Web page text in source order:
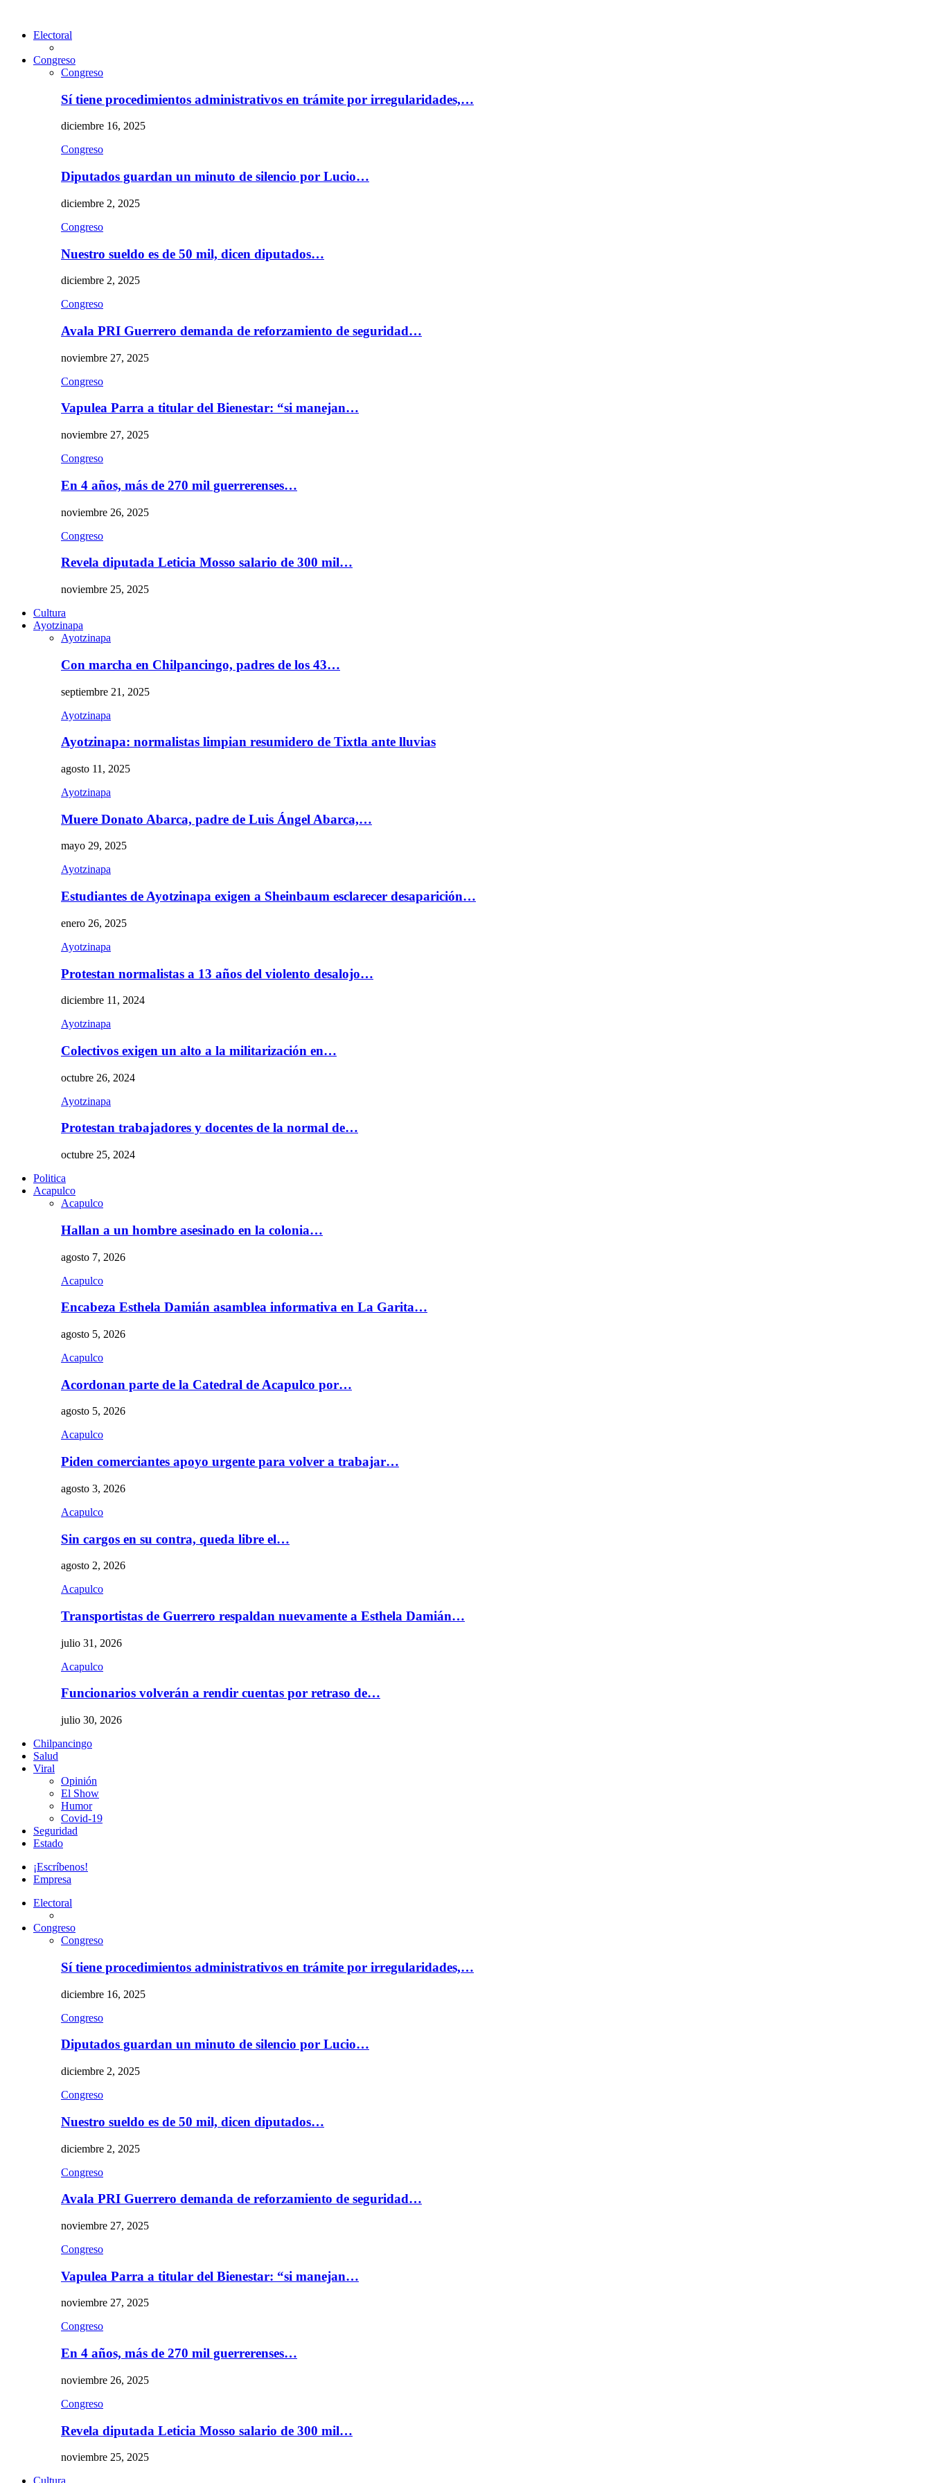
Electoral
Congreso
Congreso
Sí tiene procedimientos administrativos en trámite por irregularidades,…
diciembre 16, 2025
Congreso
Diputados guardan un minuto de silencio por Lucio…
diciembre 2, 2025
Congreso
Nuestro sueldo es de 50 mil, dicen diputados…
diciembre 2, 2025
Congreso
Avala PRI Guerrero demanda de reforzamiento de seguridad…
noviembre 27, 2025
Congreso
Vapulea Parra a titular del Bienestar: “si manejan…
noviembre 27, 2025
Congreso
En 4 años, más de 270 mil guerrerenses…
noviembre 26, 2025
Congreso
Revela diputada Leticia Mosso salario de 300 mil…
noviembre 25, 2025
Cultura
Ayotzinapa
Ayotzinapa
Con marcha en Chilpancingo, padres de los 43…
septiembre 21, 2025
Ayotzinapa
Ayotzinapa: normalistas limpian resumidero de Tixtla ante lluvias
agosto 11, 2025
Ayotzinapa
Muere Donato Abarca, padre de Luis Ángel Abarca,…
mayo 29, 2025
Ayotzinapa
Estudiantes de Ayotzinapa exigen a Sheinbaum esclarecer desaparición…
enero 26, 2025
Ayotzinapa
Protestan normalistas a 13 años del violento desalojo…
diciembre 11, 2024
Ayotzinapa
Colectivos exigen un alto a la militarización en…
octubre 26, 2024
Ayotzinapa
Protestan trabajadores y docentes de la normal de…
octubre 25, 2024
Politica
Acapulco
Acapulco
Hallan a un hombre asesinado en la colonia…
agosto 7, 2026
Acapulco
Encabeza Esthela Damián asamblea informativa en La Garita…
agosto 5, 2026
Acapulco
Acordonan parte de la Catedral de Acapulco por…
agosto 5, 2026
Acapulco
Piden comerciantes apoyo urgente para volver a trabajar…
agosto 3, 2026
Acapulco
Sin cargos en su contra, queda libre el…
agosto 2, 2026
Acapulco
Transportistas de Guerrero respaldan nuevamente a Esthela Damián…
julio 31, 2026
Acapulco
Funcionarios volverán a rendir cuentas por retraso de…
julio 30, 2026
Chilpancingo
Salud
Viral
Opinión
El Show
Humor
Covid-19
Seguridad
Estado
¡Escríbenos!
Empresa
Electoral
Congreso
Congreso
Sí tiene procedimientos administrativos en trámite por irregularidades,…
diciembre 16, 2025
Congreso
Diputados guardan un minuto de silencio por Lucio…
diciembre 2, 2025
Congreso
Nuestro sueldo es de 50 mil, dicen diputados…
diciembre 2, 2025
Congreso
Avala PRI Guerrero demanda de reforzamiento de seguridad…
noviembre 27, 2025
Congreso
Vapulea Parra a titular del Bienestar: “si manejan…
noviembre 27, 2025
Congreso
En 4 años, más de 270 mil guerrerenses…
noviembre 26, 2025
Congreso
Revela diputada Leticia Mosso salario de 300 mil…
noviembre 25, 2025